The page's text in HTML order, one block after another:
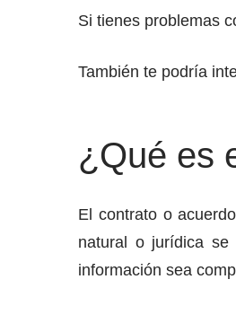
Si tienes problemas
También te podría
¿Qué es
El contrato o
natural o jurídica se
información sea